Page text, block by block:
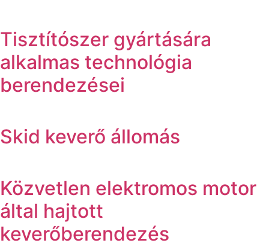
Tisztítószer gyártására
alkalmas technológia
berendezései
Skid keverő állomás
Közvetlen elektromos motor
által hajtott
keverőberendezés